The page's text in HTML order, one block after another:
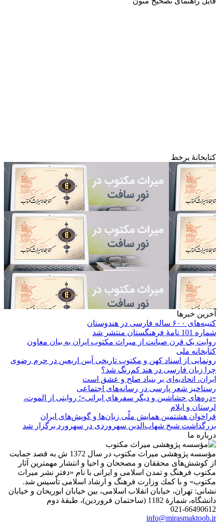
کتابخانۀ برخط
آخرین خبرها
کتیبه‌های ۶۰۰ ساله فارسی در هندوستان
شماره 101 نامۀ فرهنگستان منتشر شد
روایت یک قرن صیانت از میراث مکتوب ایران به بیان معاون
کتابخانه ملی
رونمایی از اسناد کهن و مکتوب تاریخی آیین اربعین در حرم رضوی
چرا زبان فارسی در هند کم‌رنگ شد؟
ایران، اتحادیه‌ای بر بنیاد صلح و عشق است
رستاخیز شعر پارسی در رسانه‌های اجتماعی
«دره‌های حشاشین و دیگر سفرهای ایرانی»؛ روایتی از الموت،
لرستان و ایلام
فراخوان هشتمین همایش ملّی زبان‌ها و گویش‌های ایران
بزرگداشت شیخ شهاب‌الدین سهروردی در سهرورد برگزار شد
درباره ما
مؤسسه پژوهشی میراث مكتوب در سال 1372 ش به قصد حمایت
از كوشش‌های محققان و مصححان و احیا و انتشار مهمترین آثار
مكتوب فرهنگ و تمدن اسلامی و ایرانی با نام «دفتر نشر میراث
مكتوب» و با كمك وزارت فرهنگ و ارشاد اسلامی تأسیس شد.
نشانی: تهران، خیابان انقلاب اسلامی، بین خیابان ابوریحان و خیابان
دانشگاه، شمارۀ 1182 (ساختمان فروردین)، طبقۀ دوم
021-66490612
info@mirasmaktoob.ir